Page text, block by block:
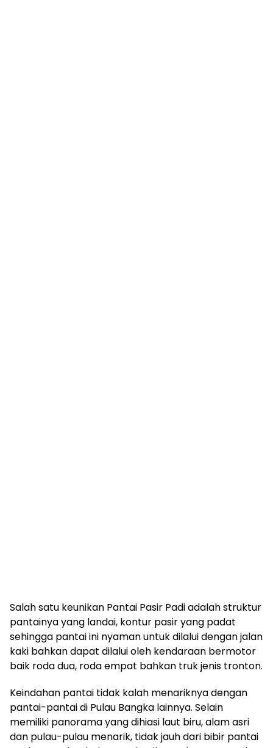
Salah satu keunikan Pantai Pasir Padi adalah struktur
pantainya yang landai, kontur pasir yang padat
sehingga pantai ini nyaman untuk dilalui dengan jalan
kaki bahkan dapat dilalui oleh kendaraan bermotor
baik roda dua, roda empat bahkan truk jenis tronton.
Keindahan pantai tidak kalah menariknya dengan
pantai-pantai di Pulau Bangka lainnya. Selain
memiliki panorama yang dihiasi laut biru, alam asri
dan pulau-pulau menarik, tidak jauh dari bibir pantai